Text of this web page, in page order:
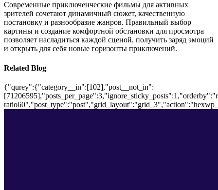
Современные приключенческие фильмы для активных
зрителей сочетают динамичный сюжет, качественную
постановку и разнообразие жанров. Правильный выбор
картины и создание комфортной обстановки для просмотра
позволяет насладиться каждой сценой, получить заряд эмоций
и открыть для себя новые горизонты приключений.
Related Blog
{"qurey":{"category__in":[102],"post__not_in":